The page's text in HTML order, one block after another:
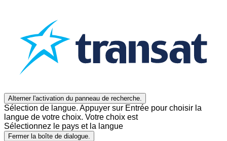
Alterner l'activation du panneau de recherche.
Sélection de langue. Appuyer sur Entrée pour choisir la
langue de votre choix. Votre choix est
Sélectionnez le pays et la langue
Fermer la boîte de dialogue.